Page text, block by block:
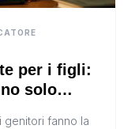
per i figli:
solo
genitori fanno la